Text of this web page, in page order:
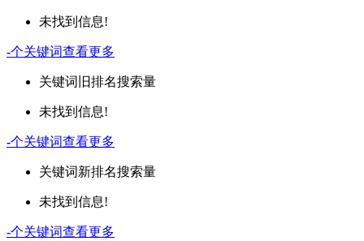
未找到信息!
-个关键词查看更多
关键词 旧排名搜索量
未找到信息!
-个关键词查看更多
关键词新排名搜索量
未找到信息!
-个关键词查看更多